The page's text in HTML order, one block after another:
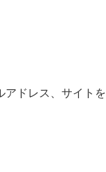
アドレス、サイトを